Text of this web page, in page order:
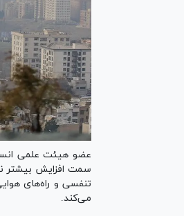
عضو هیئت علمی
سمت افزایش بیشتر
تنفسی و راه‌های
می‌کند.